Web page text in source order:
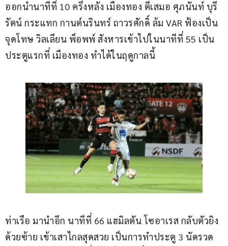
ออกนำนาทีที่ 10 ครึ่งหลัง เมืองทอง ตีเสมอ ศุภนันท์ บุรี
รัตน์ กระแทก กานต์นรินทร์ ถาวรศักดิ์ ล้ม VAR ฟ้องเป็น
จุดโทษ วิลเลียน พ็อพพ์ สังหารเข้าไปในนาทีที่ 55 เป็น
ประตูแรกที่ เมืองทอง ทำได้ในฤดูกาลนี้
ท่าเรือ มานำอีก นาทีที่ 66 แฮมิลตัน โซอาเรส กลับตัวยิง
ด้วยซ้าย เข้าเสาไกลสุดสวย เป็นการทำประตู 3 นัดรวด